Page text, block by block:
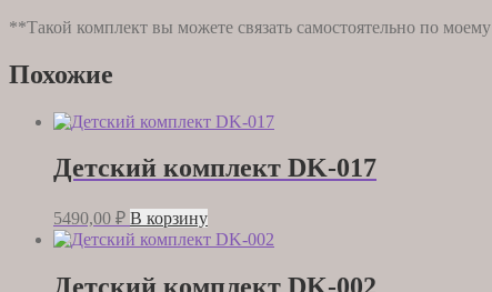
**Такой комплект вы можете связать самостоятельно по моему
Похожие
Детский комплект DK-017
5490,00 ₽ В корзину